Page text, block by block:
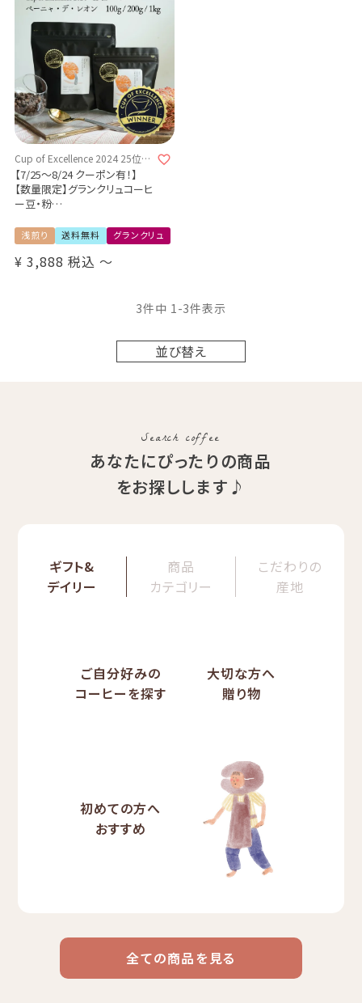
Cup of Excellence 2024 25位受
賞ロット
【7/25～8/24 クーポン有！】
【数量限定】グランクリュコーヒ
ー豆・粉
園（100g / 200g / 1kg）
品種：ゲイシャ
精製方法：ウォッシュド
Washed / Cup of Excellence
浅煎り 送料無料 グランクリュ
¥ 3,888 税込 〜
並び替え
3件中 1-3件表示
Search coffee
あなたにぴったりの商品
をお探しします♪
ギフト&
デイリー
商品
カテゴリー
こだわりの
産地
ご自分好みの
コーヒーを探す
大切な方へ
贈り物
初めての方へ
おすすめ
コーヒー
リキッド
コーヒー
豆・粉
ケニア
全ての商品を見る